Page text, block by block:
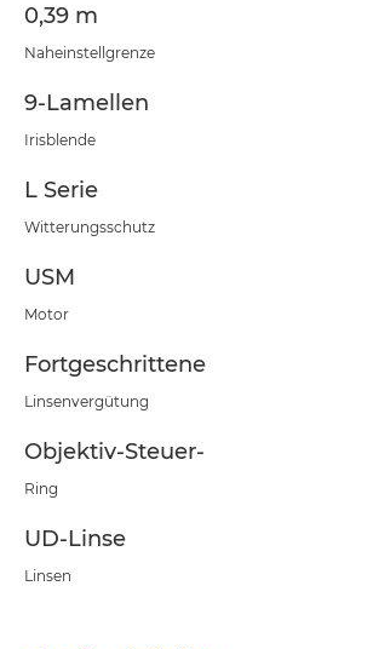
0,39 m
Naheinstellgrenze
9-Lamellen
Irisblende
L Serie
Witterungsschutz
USM
Motor
Fortgeschrittene
Linsenvergütung
Objektiv-Steuer-
Ring
UD-Linse
Linsen